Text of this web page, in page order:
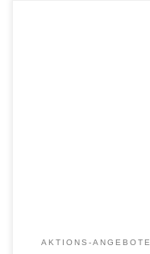
AKTIONS-ANGEBOTE